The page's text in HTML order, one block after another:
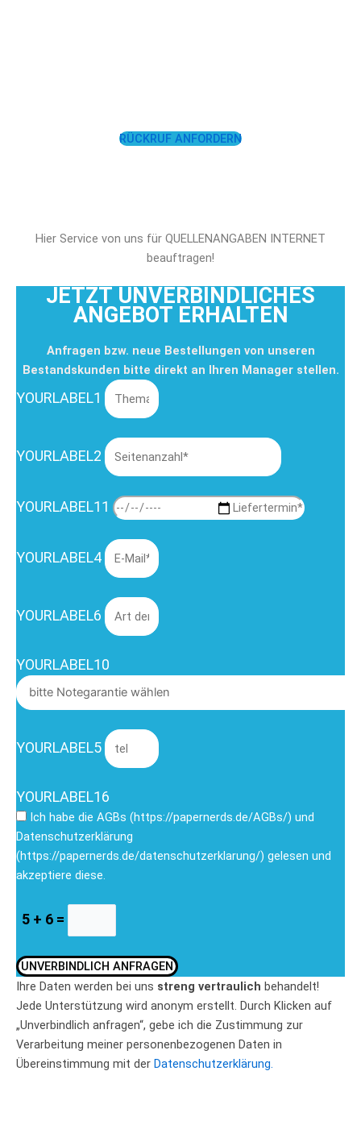
RÜCKRUF ANFORDERN
Hier Service von uns für QUELLENANGABEN INTERNET
beauftragen!
JETZT UNVERBINDLICHES
ANGEBOT ERHALTEN
Anfragen bzw. neue Bestellungen von unseren
Bestandskunden bitte direkt an Ihren Manager stellen.
YOURLABEL1
YOURLABEL2
YOURLABEL11
YOURLABEL4
YOURLABEL6
YOURLABEL10
YOURLABEL5
YOURLABEL16
Ich habe die AGBs (https://papernerds.de/AGBs/) und
Datenschutzerklärung
(https://papernerds.de/datenschutzerklarung/) gelesen und
akzeptiere diese.
5 + 6 =
UNVERBINDLICH ANFRAGEN
Ihre Daten werden bei uns streng vertraulich behandelt!
Jede Unterstützung wird anonym erstellt. Durch Klicken auf
„Unverbindlich anfragen“, gebe ich die Zustimmung zur
Verarbeitung meiner personenbezogenen Daten in
Übereinstimmung mit der Datenschutzerklärung.